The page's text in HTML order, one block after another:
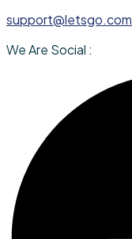
support@letsgo.com
We Are Social :